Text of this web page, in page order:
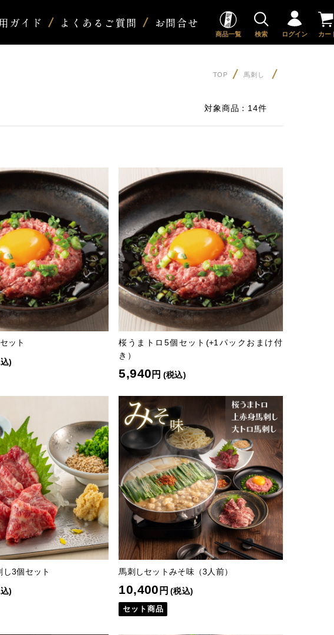
ガイド よくあるご質問 お問合せ
商品一覧 検索 ログイン カー
TOP 馬刺し
対象商品： 14件
ット
)
桜うまトロ5個セット(+1パックおまけ付
き）
5,940 円 (税込)
3個セット
)
馬刺しセットみそ味（3人前）
10,400 円 (税込)
セット商品